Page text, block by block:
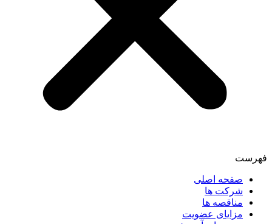
فهرست
صفحه اصلی
شرکت ها
مناقصه ها
مزایای عضویت